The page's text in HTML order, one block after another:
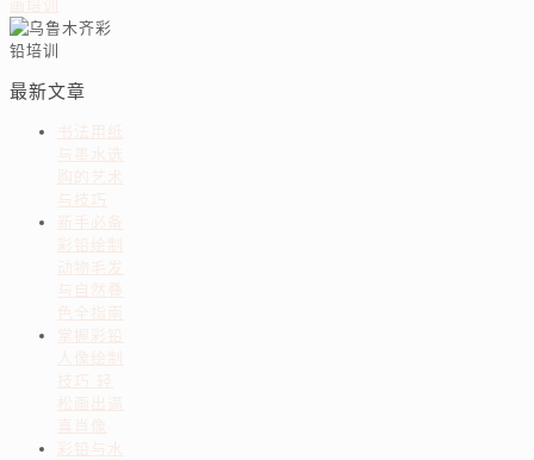
最新文章
书法用纸
与墨水选
购的艺术
与技巧
新手必备
彩铅绘制
动物毛发
与自然叠
色全指南
掌握彩铅
人像绘制
技巧 轻
松画出逼
真肖像
彩铅与水